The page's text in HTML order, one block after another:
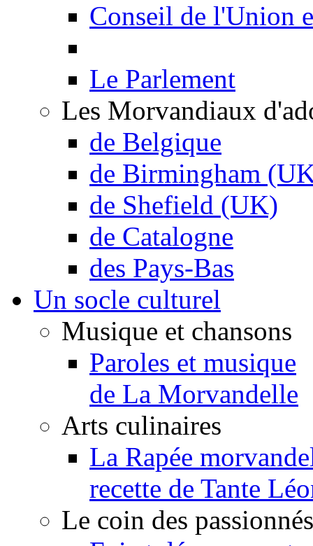
Conseil de l'Union
Le Parlement
Les Morvandiaux
de Belgique
de Birmingham
de Shefield (UK)
de Catalogne
des Pays-Bas
Un socle culturel
Musique et chansons
Paroles et musique
de La Morvandelle
Arts culinaires
La Rapée
recette de Tante
Le coin des passionnés